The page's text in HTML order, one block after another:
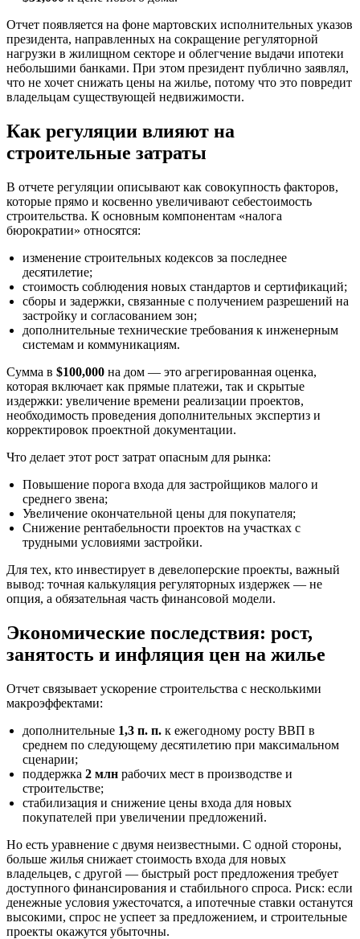
Отчет появляется на фоне мартовских исполнительных указов
президента, направленных на сокращение регуляторной
нагрузки в жилищном секторе и облегчение выдачи ипотеки
небольшими банками. При этом президент публично заявлял,
что не хочет снижать цены на жилье, потому что это повредит
владельцам существующей недвижимости.
Как регуляции влияют на
строительные затраты
В отчете регуляции описывают как совокупность факторов,
которые прямо и косвенно увеличивают себестоимость
строительства. К основным компонентам «налога
бюрократии» относятся:
изменение строительных кодексов за последнее
десятилетие;
стоимость соблюдения новых стандартов и сертификаций;
сборы и задержки, связанные с получением разрешений на
застройку и согласованием зон;
дополнительные технические требования к инженерным
системам и коммуникациям.
Сумма в $100,000 на дом — это агрегированная оценка,
которая включает как прямые платежи, так и скрытые
издержки: увеличение времени реализации проектов,
необходимость проведения дополнительных экспертиз и
корректировок проектной документации.
Что делает этот рост затрат опасным для рынка:
Повышение порога входа для застройщиков малого и
среднего звена;
Увеличение окончательной цены для покупателя;
Снижение рентабельности проектов на участках с
трудными условиями застройки.
Для тех, кто инвестирует в девелоперские проекты, важный
вывод: точная калькуляция регуляторных издержек — не
опция, а обязательная часть финансовой модели.
Экономические последствия: рост,
занятость и инфляция цен на жилье
Отчет связывает ускорение строительства с несколькими
макроэффектами:
дополнительные 1,3 п. п. к ежегодному росту ВВП в
среднем по следующему десятилетию при максимальном
сценарии;
поддержка 2 млн рабочих мест в производстве и
строительстве;
стабилизация и снижение цены входа для новых
покупателей при увеличении предложений.
Но есть уравнение с двумя неизвестными. С одной стороны,
больше жилья снижает стоимость входа для новых
владельцев, с другой — быстрый рост предложения требует
доступного финансирования и стабильного спроса. Риск: если
денежные условия ужесточатся, а ипотечные ставки останутся
высокими, спрос не успеет за предложением, и строительные
проекты окажутся убыточны.